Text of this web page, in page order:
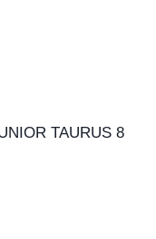
TAURUS 8